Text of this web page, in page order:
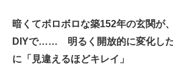
ビジネスと働き方のヒント
暗くてボロボロな築152年の玄関が
DIYで…… 明るく開放的に変化し
に「見違えるほどキレイ」